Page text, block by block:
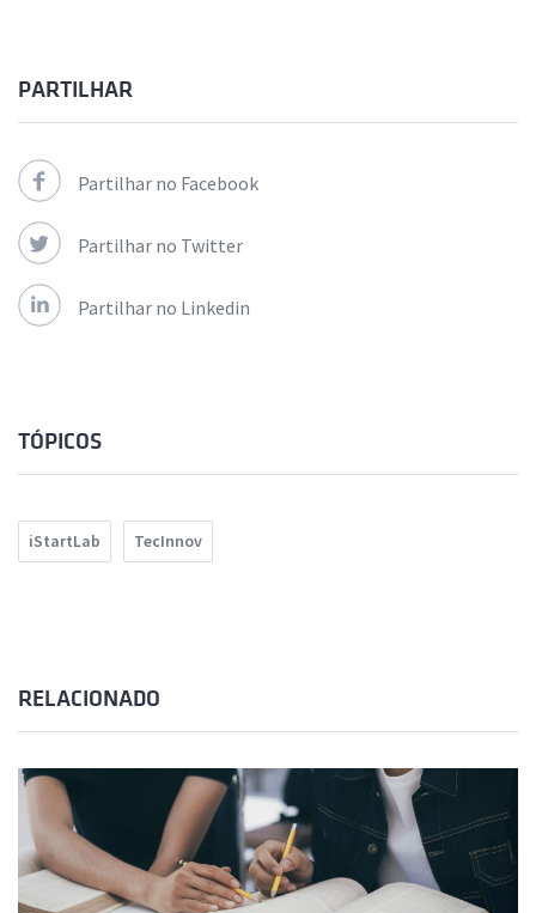
PARTILHAR
Partilhar no Facebook
Partilhar no Twitter
Partilhar no Linkedin
TÓPICOS
iStartLab TecInnov
RELACIONADO